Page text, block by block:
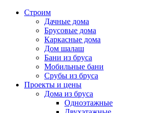
Строим
Дачные дома
Брусовые дома
Каркасные дома
Дом шалаш
Бани из бруса
Мобильные бани
Срубы из бруса
Проекты и цены
Дома из бруса
Одноэтажные